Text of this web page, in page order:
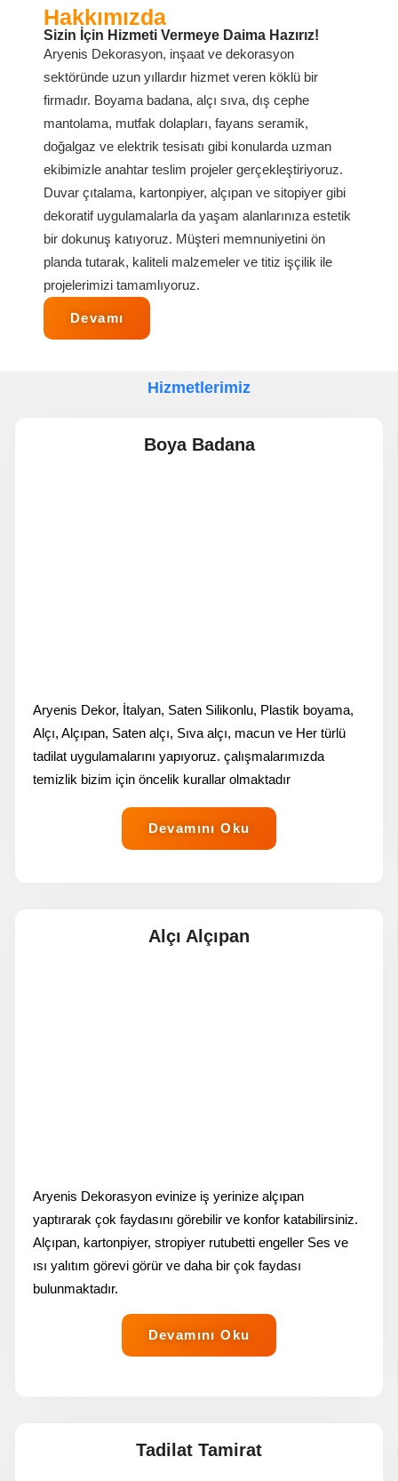
Hakkımızda
Sizin İçin Hizmeti Vermeye Daima Hazırız!
Aryenis Dekorasyon, inşaat ve dekorasyon
sektöründe uzun yıllardır hizmet veren köklü bir
firmadır. Boyama badana, alçı sıva, dış cephe
mantolama, mutfak dolapları, fayans seramik,
doğalgaz ve elektrik tesisatı gibi konularda uzman
ekibimizle anahtar teslim projeler gerçekleştiriyoruz.
Duvar çıtalama, kartonpiyer, alçıpan ve sitopiyer gibi
dekoratif uygulamalarla da yaşam alanlarınıza estetik
bir dokunuş katıyoruz. Müşteri memnuniyetini ön
planda tutarak, kaliteli malzemeler ve titiz işçilik ile
projelerimizi tamamlıyoruz.
Devamı
Hizmetlerimiz
Boya Badana
Aryenis Dekor, İtalyan, Saten Silikonlu, Plastik boyama,
Alçı, Alçıpan, Saten alçı, Sıva alçı, macun ve Her türlü
tadilat uygulamalarını yapıyoruz. çalışmalarımızda
temizlik bizim için öncelik kurallar olmaktadır
Devamını Oku
Alçı Alçıpan
Aryenis Dekorasyon evinize iş yerinize alçıpan
yaptırarak çok faydasını görebilir ve konfor katabilirsiniz.
Alçıpan, kartonpiyer, stropiyer rutubetti engeller Ses ve
ısı yalıtım görevi görür ve daha bir çok faydası
bulunmaktadır.
Devamını Oku
Tadilat Tamirat